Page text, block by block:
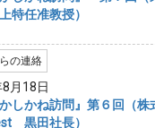
特任准教授）
の連絡
月18日
かしかね訪問』第６回（株
黒田社長）